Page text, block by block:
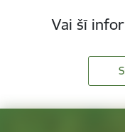
Vai šī